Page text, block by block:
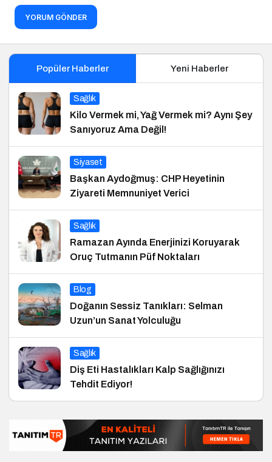
YORUM GÖNDER
Popüler Haberler Yeni Haberler
Sağlık
Kilo Vermek mi, Yağ Vermek mi? Aynı Şey
Sanıyoruz Ama Değil!
Siyaset
Başkan Aydoğmuş: CHP Heyetinin
Ziyareti Memnuniyet Verici
Sağlık
Ramazan Ayında Enerjinizi Koruyarak
Oruç Tutmanın Püf Noktaları
Blog
Doğanın Sessiz Tanıkları: Selman
Uzun’un Sanat Yolculuğu
Sağlık
Diş Eti Hastalıkları Kalp Sağlığınızı
Tehdit Ediyor!